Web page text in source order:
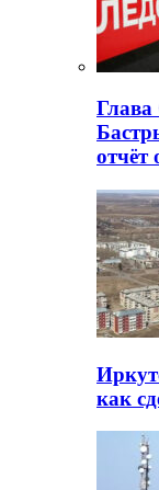
Глава
как